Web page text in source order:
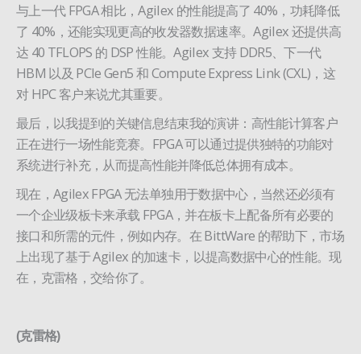
与上一代 FPGA 相比，Agilex 的性能提高了 40%，功耗降低
了 40%，还能实现更高的收发器数据速率。Agilex 还提供高
达 40 TFLOPS 的 DSP 性能。Agilex 支持 DDR5、下一代
HBM 以及 PCIe Gen5 和 Compute Express Link (CXL)，这
对 HPC 客户来说尤其重要。
最后，以我提到的关键信息结束我的演讲：高性能计算客户
正在进行一场性能竞赛。FPGA 可以通过提供独特的功能对
系统进行补充，从而提高性能并降低总体拥有成本。
现在，Agilex FPGA 无法单独用于数据中心，当然还必须有
一个企业级板卡来承载 FPGA，并在板卡上配备所有必要的
接口和所需的元件，例如内存。在 BittWare 的帮助下，市场
上出现了基于 Agilex 的加速卡，以提高数据中心的性能。现
在，克雷格，交给你了。
(克雷格)